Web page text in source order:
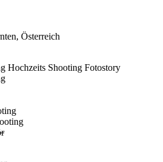
Österreich
Hochzeits Shooting Fotostory